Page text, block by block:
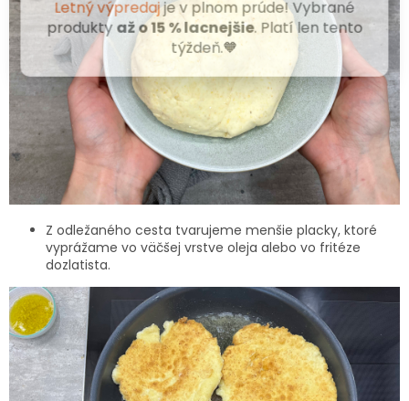
Z odležaného cesta tvarujeme menšie placky, ktoré
vyprážame vo väčšej vrstve oleja alebo vo fritéze
dozlatista.
Letný výpredajje v plnom prúde! Vybrané
produktyaž o 15 % lacnejšie. Platí len tento
týždeň.🧡